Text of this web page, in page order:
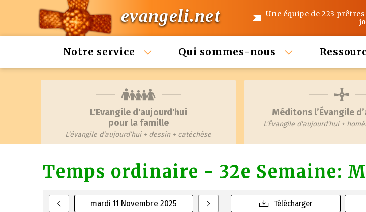
evangeli.net Une équipe de 223
Notre service Qui sommes-nous
L'Evangile d'aujourd'hui
pour la famille
L’évangile d’aujourd’hui + dessin + catéchèse
Méditons l’Évangile
L'Évangile d'aujourd'hui +
mardi 11 Novembre 2025
Temps ordinaire - 32e Semaine:
Télécharger